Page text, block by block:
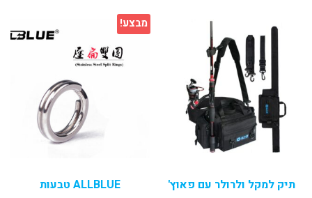
תיק למקל ולרולר עם פאוץ'
מבצע!
ALLBLUE טבעות